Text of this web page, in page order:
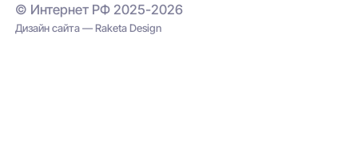
© Интернет РФ 2025-2026
Дизайн сайта — Raketa Design